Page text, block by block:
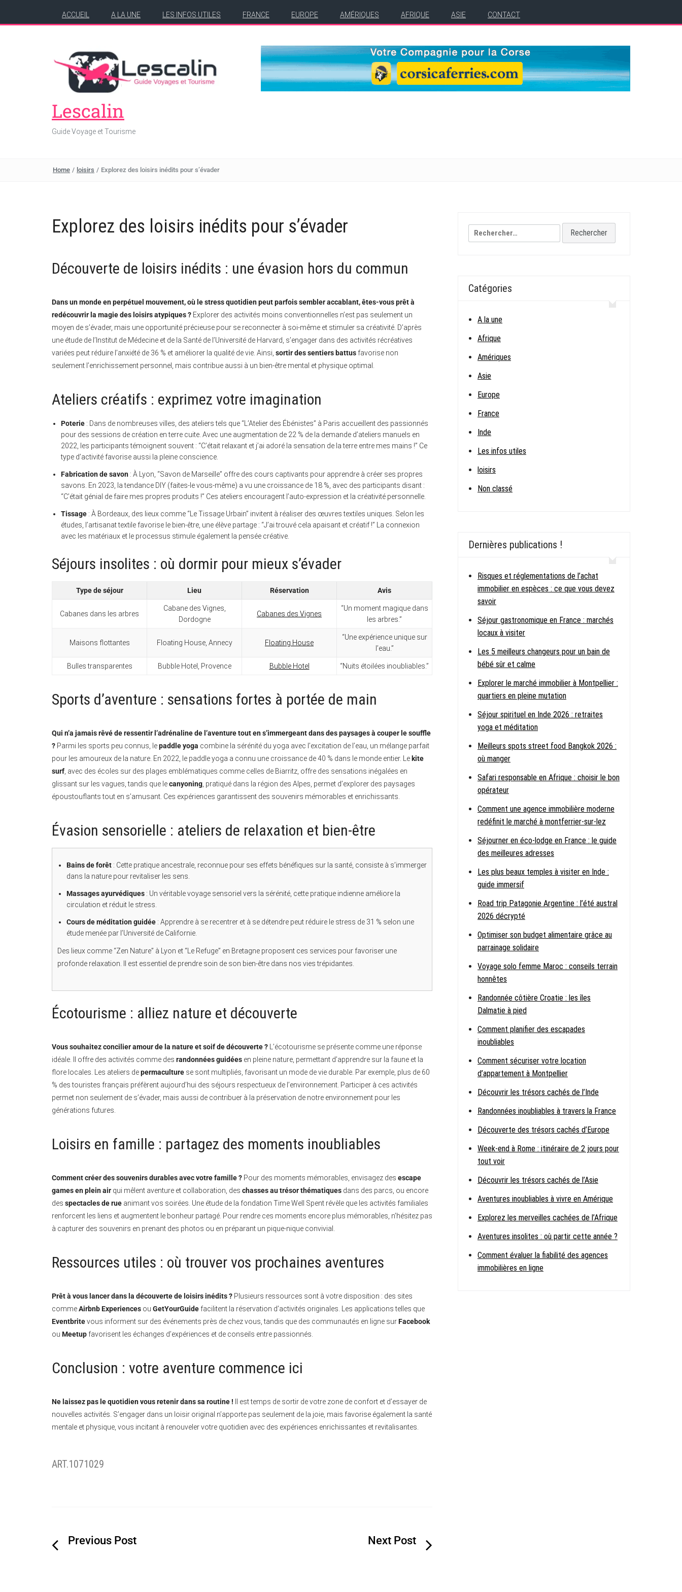
ACCUEIL A LA UNE LES INFOS UTILES FRANCE EUROPE AMÉRIQUES AFRIQUE ASIE CONTACT
Lescalin
Guide Voyage et Tourisme
Home / loisirs / Explorez des loisirs inédits pour s’évader
Explorez des loisirs inédits pour s’évader
Découverte de loisirs inédits : une évasion hors du commun
Dans un monde en perpétuel mouvement, où le stress quotidien peut parfois sembler accablant, êtes-vous prêt à
redécouvrir la magie des loisirs atypiques ? Explorer des activités moins conventionnelles n’est pas seulement un
moyen de s’évader, mais une opportunité précieuse pour se reconnecter à soi-même et stimuler sa créativité. D’après
une étude de l’Institut de Médecine et de la Santé de l’Université de Harvard, s’engager dans des activités récréatives
variées peut réduire l’anxiété de 36 % et améliorer la qualité de vie. Ainsi, sortir des sentiers battus favorise non
seulement l’enrichissement personnel, mais contribue aussi à un bien-être mental et physique optimal.
Ateliers créatifs : exprimez votre imagination
Poterie : Dans de nombreuses villes, des ateliers tels que “L’Atelier des Ébénistes” à Paris accueillent des passionnés
pour des sessions de création en terre cuite. Avec une augmentation de 22 % de la demande d’ateliers manuels en
2022, les participants témoignent souvent : “C’était relaxant et j’ai adoré la sensation de la terre entre mes mains !” Ce
type d’activité favorise aussi la pleine conscience.
Fabrication de savon : À Lyon, “Savon de Marseille” offre des cours captivants pour apprendre à créer ses propres
savons. En 2023, la tendance DIY (faites-le vous-même) a vu une croissance de 18 %, avec des participants disant :
“C’était génial de faire mes propres produits !” Ces ateliers encouragent l’auto-expression et la créativité personnelle.
Tissage : À Bordeaux, des lieux comme “Le Tissage Urbain” invitent à réaliser des œuvres textiles uniques. Selon les
études, l’artisanat textile favorise le bien-être, une élève partage : “J’ai trouvé cela apaisant et créatif !” La connexion
avec les matériaux et le processus stimule également la pensée créative.
Séjours insolites : où dormir pour mieux s’évader
Type de séjour Lieu Réservation Avis
Cabanes dans les arbres
Cabane des Vignes,
Dordogne
Cabanes des Vignes
“Un moment magique dans
les arbres.”
Maisons flottantes Floating House, Annecy Floating House
“Une expérience unique sur
l’eau.”
Bulles transparentes Bubble Hotel, Provence Bubble Hotel “Nuits étoilées inoubliables.”
Sports d’aventure : sensations fortes à portée de main
Qui n’a jamais rêvé de ressentir l’adrénaline de l’aventure tout en s’immergeant dans des paysages à couper le souffle
? Parmi les sports peu connus, lepaddle yoga combine la sérénité du yoga avec l’excitation de l’eau, un mélange parfait
pour les amoureux de la nature. En 2022, le paddle yoga a connu une croissance de 40 % dans le monde entier. Le kite
surf, avec des écoles sur des plages emblématiques comme celles de Biarritz, offre des sensations inégalées en
glissant sur les vagues, tandis que lecanyoning, pratiqué dans la région des Alpes, permet d’explorer des paysages
époustouflants tout en s’amusant. Ces expériences garantissent des souvenirs mémorables et enrichissants.
Évasion sensorielle : ateliers de relaxation et bien-être
Bains de forêt : Cette pratique ancestrale, reconnue pour ses effets bénéfiques sur la santé, consiste à s’immerger
dans la nature pour revitaliser les sens.
Massages ayurvédiques : Un véritable voyage sensoriel vers la sérénité, cette pratique indienne améliore la
circulation et réduit le stress.
Cours de méditation guidée : Apprendre à se recentrer et à se détendre peut réduire le stress de 31 % selon une
étude menée par l’Université de Californie.
Des lieux comme “Zen Nature” à Lyon et “Le Refuge” en Bretagne proposent ces services pour favoriser une
profonde relaxation. Il est essentiel de prendre soin de son bien-être dans nos vies trépidantes.
Écotourisme : alliez nature et découverte
Vous souhaitez concilier amour de la nature et soif de découverte ? L’écotourisme se présente comme une réponse
idéale. Il offre des activités comme des randonnées guidées en pleine nature, permettant d’apprendre sur la faune et la
flore locales. Les ateliers depermaculture se sont multipliés, favorisant un mode de vie durable. Par exemple, plus de 60
% des touristes français préfèrent aujourd’hui des séjours respectueux de l’environnement. Participer à ces activités
permet non seulement de s’évader, mais aussi de contribuer à la préservation de notre environnement pour les
générations futures.
Loisirs en famille : partagez des moments inoubliables
Comment créer des souvenirs durables avec votre famille ? Pour des moments mémorables, envisagez des escape
games en plein air qui mêlent aventure et collaboration, des chasses au trésor thématiques dans des parcs, ou encore
des spectacles de rue animant vos soirées. Une étude de la fondation Time Well Spent révèle que les activités familiales
renforcent les liens et augmentent le bonheur partagé. Pour rendre ces moments encore plus mémorables, n’hésitez pas
à capturer des souvenirs en prenant des photos ou en préparant un pique-nique convivial.
Ressources utiles : où trouver vos prochaines aventures
Prêt à vous lancer dans la découverte de loisirs inédits ? Plusieurs ressources sont à votre disposition : des sites
commeAirbnb Experiences ou GetYourGuide facilitent la réservation d’activités originales. Les applications telles que
Eventbritevous informent sur des événements près de chez vous, tandis que des communautés en ligne surFacebook
ou Meetup favorisent les échanges d’expériences et de conseils entre passionnés.
Conclusion : votre aventure commence ici
Ne laissez pas le quotidien vous retenir dans sa routine ! Il est temps de sortir de votre zone de confort et d’essayer de
nouvelles activités. S’engager dans un loisir original n’apporte pas seulement de la joie, mais favorise également la santé
mentale et physique, vous incitant à renouveler votre quotidien avec des expériences enrichissantes et revitalisantes.
ART.1071029
Navigation
Rechercher :
Catégories
A la une
Afrique
Amériques
Asie
Europe
France
Inde
Les infos utiles
loisirs
Non classé
Dernières publications !
Risques et réglementations de l’achat
immobilier en espèces : ce que vous devez
savoir
Séjour gastronomique en France : marchés
locaux à visiter
Les 5 meilleurs changeurs pour un bain de
bébé sûr et calme
Explorer le marché immobilier à Montpellier :
quartiers en pleine mutation
Séjour spirituel en Inde 2026 : retraites
yoga et méditation
Meilleurs spots street food Bangkok 2026 :
où manger
Safari responsable en Afrique : choisir le bon
opérateur
Comment une agence immobilière moderne
redéfinit le marché à montferrier-sur-lez
Séjourner en éco-lodge en France : le guide
des meilleures adresses
Les plus beaux temples à visiter en Inde :
guide immersif
Road trip Patagonie Argentine : l’été austral
2026 décrypté
Optimiser son budget alimentaire grâce au
parrainage solidaire
Voyage solo femme Maroc : conseils terrain
honnêtes
Randonnée côtière Croatie : les îles
Dalmatie à pied
Comment planifier des escapades
inoubliables
Comment sécuriser votre location
d’appartement à Montpellier
Découvrir les trésors cachés de l’Inde
Randonnées inoubliables à travers la France
Découverte des trésors cachés d’Europe
Week-end à Rome : itinéraire de 2 jours pour
tout voir
Découvrir les trésors cachés de l’Asie
Aventures inoubliables à vivre en Amérique
Explorez les merveilles cachées de l’Afrique
Aventures insolites : où partir cette année ?
Comment évaluer la fiabilité des agences
immobilières en ligne